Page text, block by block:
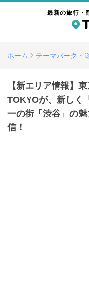
最新の旅行・
ホーム テーマパーク・
【新エリア情報】
TOKYOが、新しく
一の街「渋谷」の
信！